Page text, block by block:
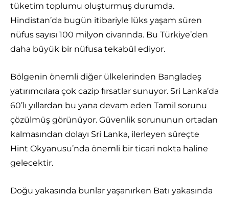
tüketim toplumu oluşturmuş durumda.
Hindistan’da bugün itibariyle lüks yaşam süren
nüfus sayısı 100 milyon civarında. Bu Türkiye’den
daha büyük bir nüfusa tekabül ediyor.
Bölgenin önemli diğer ülkelerinden Bangladeş
yatırımcılara çok cazip fırsatlar sunuyor. Sri Lanka’da
60’lı yıllardan bu yana devam eden Tamil sorunu
çözülmüş görünüyor. Güvenlik sorununun ortadan
kalmasından dolayı Sri Lanka, ilerleyen süreçte
Hint Okyanusu’nda önemli bir ticari nokta haline
gelecektir.
Doğu yakasında bunlar yaşanırken Batı yakasında